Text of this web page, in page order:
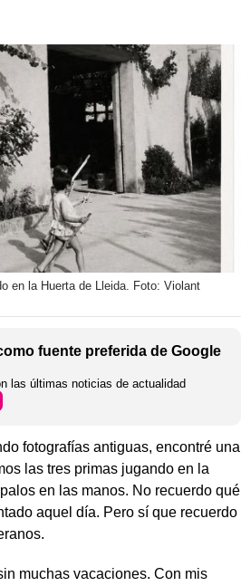
en la Huerta de Lleida. Foto: Violant
fuente preferida de Google
las últimas noticias de actualidad
fotografías antiguas, encontré una
las tres primas jugando en la
en las manos. No recuerdo qué
aquel día. Pero sí que recuerdo
muchas vacaciones. Con mis